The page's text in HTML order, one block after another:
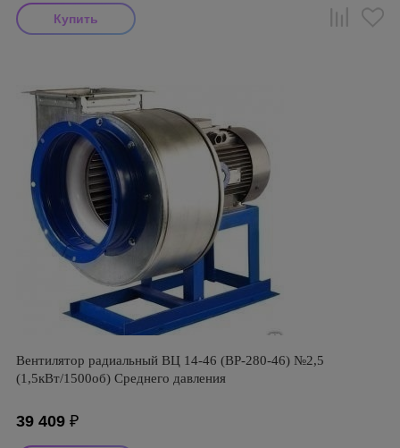
Вентилятор радиальный ВЦ 14-46 (ВР-280-46) №2,5
(1,5кВт/1500об) Среднего давления
39 409 ₽